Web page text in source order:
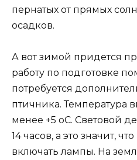
пернатых от прямых
осадков.
А вот зимой придется
работу по подготовке
потребуется
птичника. Температура
менее +5 оС. Световой
14 часов, а это значит,
включать лампы. На